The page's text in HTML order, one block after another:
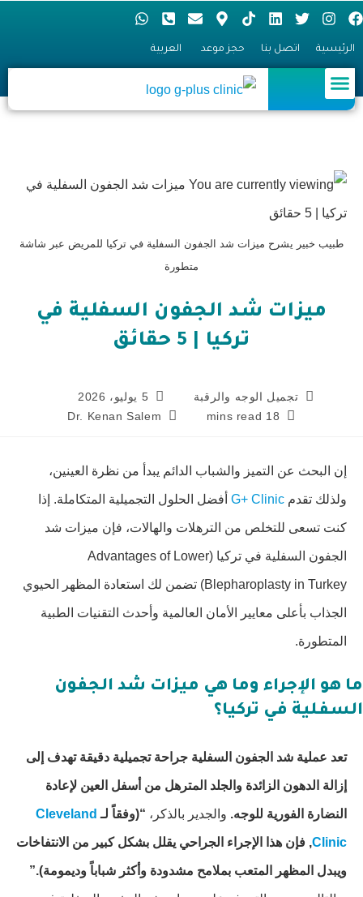
الرئيسية اتصل بنا حجز موعد العربية
طبيب خبير يشرح ميزات شد الجفون السفلية في تركيا للمريض عبر شاشة
متطورة
ميزات شد الجفون السفلية في
تركيا | 5 حقائق
تجميل الوجه والرقبة
5 يوليو، 2026
18 mins read
Dr. Kenan Salem
إن البحث عن التميز والشباب الدائم يبدأ من نظرة العينين،
ولذلك تقدم G+ Clinic أفضل الحلول التجميلية المتكاملة. إذا
كنت تسعى للتخلص من الترهلات والهالات، فإن ميزات شد
الجفون السفلية في تركيا (Advantages of Lower
Blepharoplasty in Turkey) تضمن لك استعادة المظهر الحيوي
الجذاب بأعلى معايير الأمان العالمية وأحدث التقنيات الطبية
المتطورة.
ما هو الإجراء وما هي ميزات شد الجفون
السفلية في تركيا؟
تعد عملية شد الجفون السفلية جراحة تجميلية دقيقة تهدف إلى
إزالة الدهون الزائدة والجلد المترهل من أسفل العين لإعادة
النضارة الفورية للوجه. والجدير بالذكر، “(وفقاً لـ Cleveland
Clinic, فإن هذا الإجراء الجراحي يقلل بشكل كبير من الانتفاخات
ويبدل المظهر المتعب بملامح مشدودة وأكثر شباباً وديمومة).”